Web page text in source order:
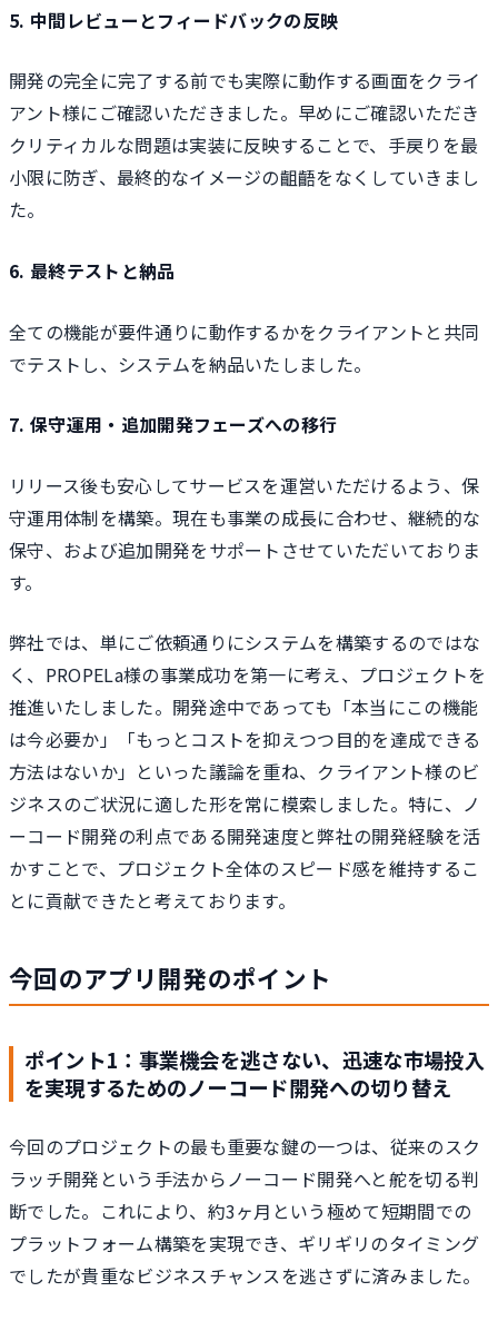
5. 中間レビューとフィードバックの反映
開発の完全に完了する前でも実際に動作する画面をクライ
アント様にご確認いただきました。早めにご確認いただき
クリティカルな問題は実装に反映することで、手戻りを最
小限に防ぎ、最終的なイメージの齟齬をなくしていきまし
た。
6. 最終テストと納品
全ての機能が要件通りに動作するかをクライアントと共同
でテストし、システムを納品いたしました。
7. 保守運用・追加開発フェーズへの移行
リリース後も安心してサービスを運営いただけるよう、保
守運用体制を構築。現在も事業の成長に合わせ、継続的な
保守、および追加開発をサポートさせていただいておりま
す。
弊社では、単にご依頼通りにシステムを構築するのではな
く、PROPELa様の事業成功を第一に考え、プロジェクトを
推進いたしました。開発途中であっても「本当にこの機能
は今必要か」「もっとコストを抑えつつ目的を達成できる
方法はないか」といった議論を重ね、クライアント様のビ
ジネスのご状況に適した形を常に模索しました。特に、ノ
ーコード開発の利点である開発速度と弊社の開発経験を活
かすことで、プロジェクト全体のスピード感を維持するこ
とに貢献できたと考えております。
今回のアプリ開発のポイント
ポイント1：事業機会を逃さない、迅速な市場投入
を実現するためのノーコード開発への切り替え
今回のプロジェクトの最も重要な鍵の一つは、従来のスク
ラッチ開発という手法からノーコード開発へと舵を切る判
断でした。これにより、約3ヶ月という極めて短期間での
プラットフォーム構築を実現でき、ギリギリのタイミング
でしたが貴重なビジネスチャンスを逃さずに済みました。